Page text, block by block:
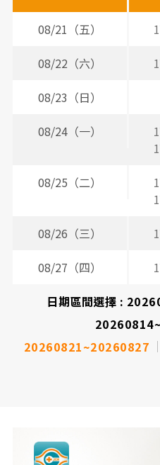
時
08/21（五）
08/22（六）
08/23（日）
08/24（一）
08/25（二）
08/26（三）
08/27（四）
日期區間選擇 :
20260821~20260827